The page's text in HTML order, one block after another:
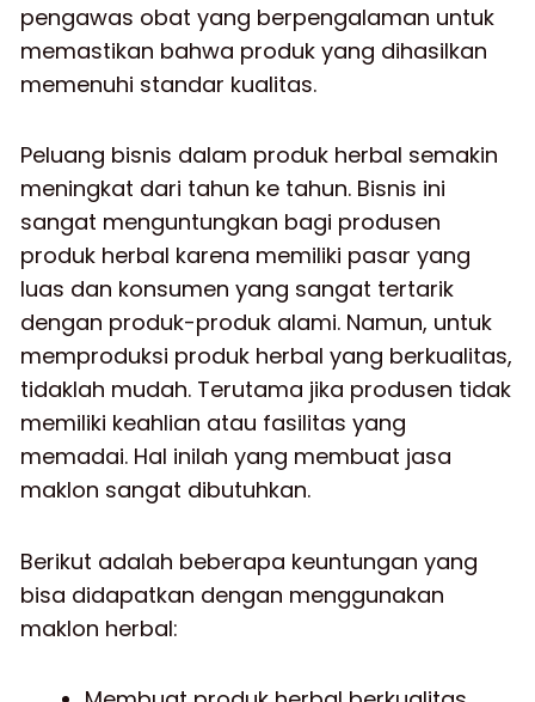
pengawas obat yang berpengalaman untuk
memastikan bahwa produk yang dihasilkan
memenuhi standar kualitas.
Peluang bisnis dalam produk herbal semakin
meningkat dari tahun ke tahun. Bisnis ini
sangat menguntungkan bagi produsen
produk herbal karena memiliki pasar yang
luas dan konsumen yang sangat tertarik
dengan produk-produk alami. Namun, untuk
memproduksi produk herbal yang berkualitas,
tidaklah mudah. Terutama jika produsen tidak
memiliki keahlian atau fasilitas yang
memadai. Hal inilah yang membuat jasa
maklon sangat dibutuhkan.
Berikut adalah beberapa keuntungan yang
bisa didapatkan dengan menggunakan
maklon herbal: